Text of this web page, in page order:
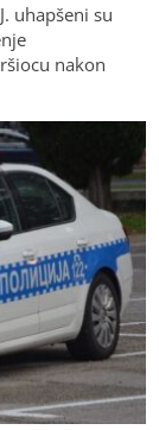
uhapšeni su
nakon